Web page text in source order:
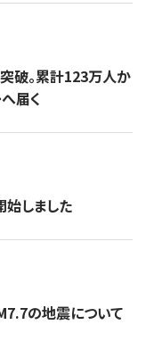
破。累計123万人か
届く
しました
の地震について